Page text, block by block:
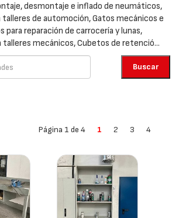
desmontaje e inflado de neumáticos,
talleres de automoción, Gatos mecánicos e
para reparación de carrocería y lunas,
talleres mecánicos, Cubetos de retenció...
Página 1 de 4 1 2 3 4